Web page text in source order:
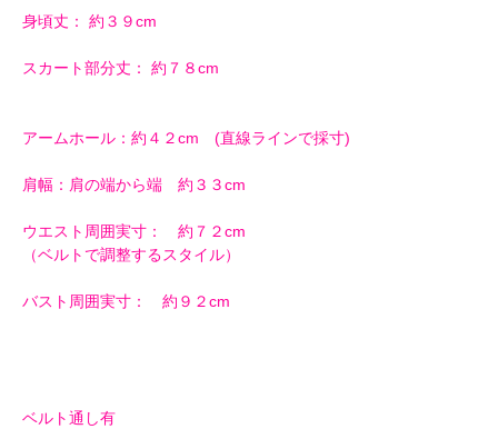
身頃丈： 約３９cm
スカート部分丈： 約７８cm
アームホール：約４２cm (直線ラインで採寸)
肩幅：肩の端から端 約３３cm
ウエスト周囲実寸： 約７２cm
（ベルトで調整するスタイル）
バスト周囲実寸： 約９２cm
ベルト通し有